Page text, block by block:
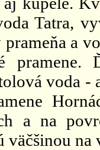
Tatra,
a
voda
a na
väčšinou